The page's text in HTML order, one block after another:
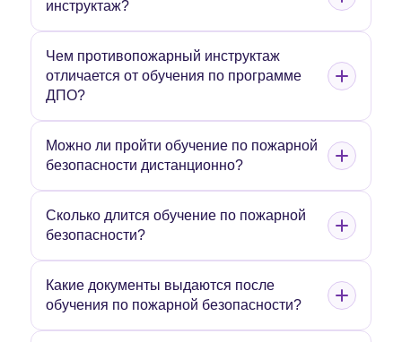
инструктаж?
Чем противопожарный инструктаж
отличается от обучения по программе
ДПО?
Можно ли пройти обучение по пожарной
безопасности дистанционно?
Сколько длится обучение по пожарной
безопасности?
Какие документы выдаются после
обучения по пожарной безопасности?